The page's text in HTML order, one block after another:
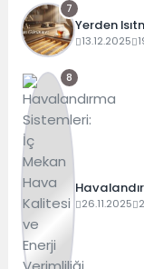
7
Yerden
Verimlilik
13.12.2025
8
Enerji
26.11.2025